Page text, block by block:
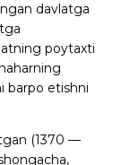
davlatga
poytaxti
barpo etishni
(1370 —